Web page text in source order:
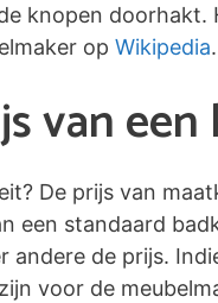
knopen
op Wikipedia.
van
De prijs van
een standaard
andere de prijs.
voor de